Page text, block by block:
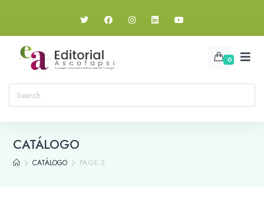
0
CATÁLOGO
CATÁLOGO PAGE 3